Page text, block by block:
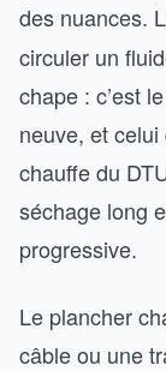
des nuances.
circuler un
chape : c’est
neuve, et
chauffe du
séchage long
progressive.
Le plancher
câble ou une